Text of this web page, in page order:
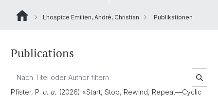
Lhospice Emilien, André, Christian Publikationen
Publications
Pfister, P. u. a. (2026) «Start, Stop, Rewind, Repeat—Cyclic